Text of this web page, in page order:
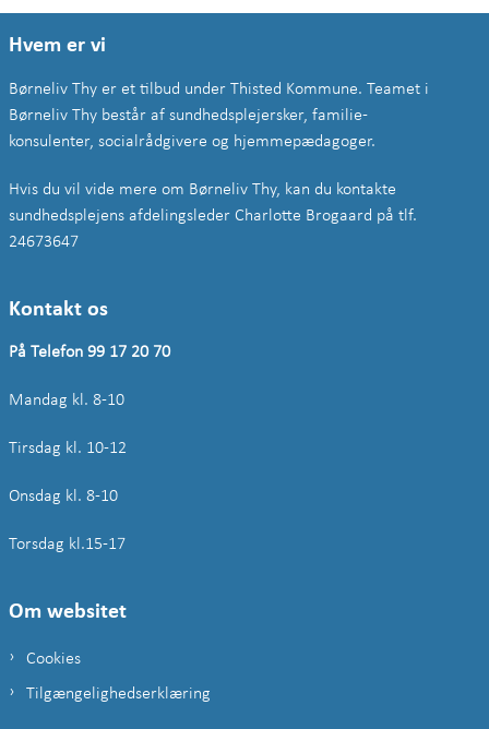
Hvem er vi
Børneliv Thy er et tilbud under Thisted Kommune. Teamet i
Børneliv Thy består af sundhedsplejersker, familie-
konsulenter, socialrådgivere og hjemmepædagoger.
Hvis du vil vide mere om Børneliv Thy, kan du kontakte
sundhedsplejens afdelingsleder Charlotte Brogaard på tlf.
24673647
Kontakt os
På Telefon 99 17 20 70
Mandag kl. 8-10
Tirsdag kl. 10-12
Onsdag kl. 8-10
Torsdag kl.15-17
Om websitet
Cookies
Tilgængelighedserklæring